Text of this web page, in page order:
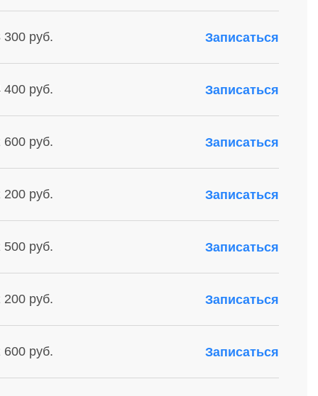
300 руб. Записаться
400 руб. Записаться
600 руб. Записаться
200 руб. Записаться
500 руб. Записаться
200 руб. Записаться
600 руб. Записаться